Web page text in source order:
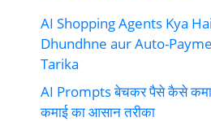
AI Shopping Agents Kya
Dhundhne aur Auto-
Tarika
AI Prompts बेचकर पैसे कैसे
कमाई का आसान तरीका